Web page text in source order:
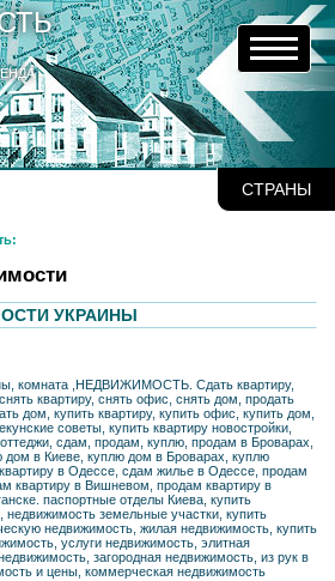
СТРАНЫ
УКРАИНЫ
комната ,НЕДВИЖИМОСТЬ. Сдать квартиру,
квартиру, снять офис, снять дом, продать
дом, купить квартиру, купить офис, купить дом,
советы, купить квартиру новостройки,
сдам, продам, куплю, продам в Броварах,
в Киеве, куплю дом в Броварах, куплю
в Одессе, сдам жилье в Одессе, продам
квартиру в Вишневом, продам квартиру в
паспортные отделы Киева, купить
земельные участки, купить
недвижимость, жилая недвижимость, купить
услуги недвижимость, элитная
загородная недвижимость, из рук в
и цены, коммерческая недвижимость